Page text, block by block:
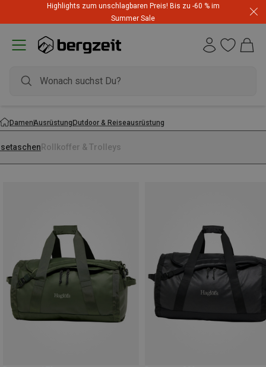
Highlights zum unschlagbaren Preis! Bis zu -60 % im
Summer Sale
DamenAusrüstungOutdoor & Reiseausrüstung
Rollkoffer & Trolleys